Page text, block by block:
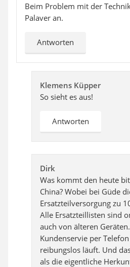
Beim Problem mit der
Palaver an.
Antworten
Klemens Küpper
So sieht es aus!
Antworten
Dirk
Was kommt den heute
China? Wobei bei Güde
Ersatzteilversorgung zu
Alle Ersatzteillisten sind
auch von älteren
Kundenservie per
reibungslos läuft. Und
als die eigentliche